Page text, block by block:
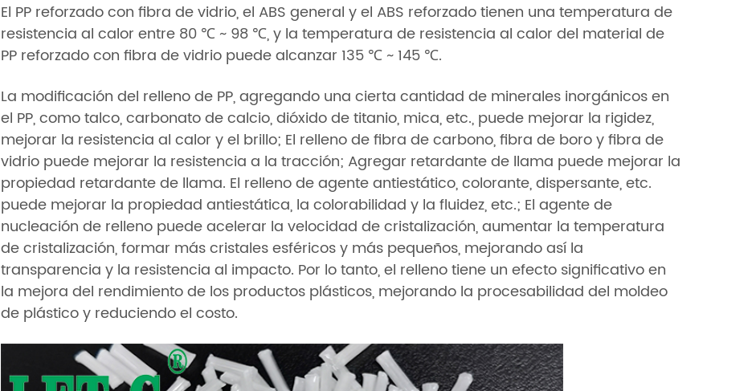
El PP reforzado con fibra de vidrio, el ABS general y el ABS reforzado tienen una temperatura de
resistencia al calor entre 80 ℃ ~ 98 ℃, y la temperatura de resistencia al calor del material de
PP reforzado con fibra de vidrio puede alcanzar 135 ℃ ~ 145 ℃.
La modificación del relleno de PP, agregando una cierta cantidad de minerales inorgánicos en
el PP, como talco, carbonato de calcio, dióxido de titanio, mica, etc., puede mejorar la rigidez,
mejorar la resistencia al calor y el brillo; El relleno de fibra de carbono, fibra de boro y fibra de
vidrio puede mejorar la resistencia a la tracción; Agregar retardante de llama puede mejorar la
propiedad retardante de llama. El relleno de agente antiestático, colorante, dispersante, etc.
puede mejorar la propiedad antiestática, la colorabilidad y la fluidez, etc.; El agente de
nucleación de relleno puede acelerar la velocidad de cristalización, aumentar la temperatura
de cristalización, formar más cristales esféricos y más pequeños, mejorando así la
transparencia y la resistencia al impacto. Por lo tanto, el relleno tiene un efecto significativo en
la mejora del rendimiento de los productos plásticos, mejorando la procesabilidad del moldeo
de plástico y reduciendo el costo.